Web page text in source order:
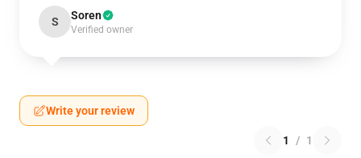
S Soren
Verified owner
Write your review
1 / 1